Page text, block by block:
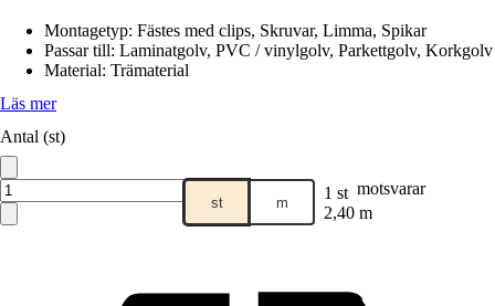
Montagetyp: Fästes med clips, Skruvar, Limma, Spikar
Passar till: Laminatgolv, PVC / vinylgolv, Parkettgolv, Korkgolv
Material: Trämaterial
Läs mer
Antal (st)
st m 1 st motsvarar
2,40 m